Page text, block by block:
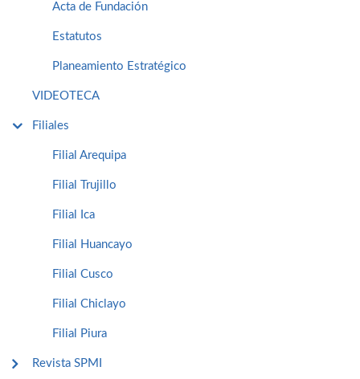
Acta de Fundación
Estatutos
Planeamiento Estratégico
VIDEOTECA
Filiales
Filial Arequipa
Filial Trujillo
Filial Ica
Filial Huancayo
Filial Cusco
Filial Chiclayo
Filial Piura
Revista SPMI